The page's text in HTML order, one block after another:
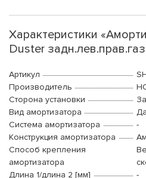
Характеристики
Duster
Артикул
Производитель
Сторона установки
Вид амортизатора
Система амортизатора
-
Конструкция амортизатора
Способ крепления
амортизатора
Длина 1/длина 2 [мм]
-